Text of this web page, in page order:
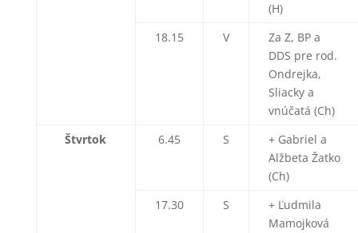
(H)
18.15
V
Za Z, BP a
DDS pre rod.
Ondrejka,
Sliacky a
vnúčatá (Ch)
Štvrtok
6.45 S
+ Gabriel a
Alžbeta Žatko
(Ch)
17.30
S
+ Ľudmila
Mamojková